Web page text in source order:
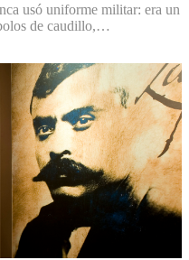
usó uniforme militar: era un
de caudillo,…